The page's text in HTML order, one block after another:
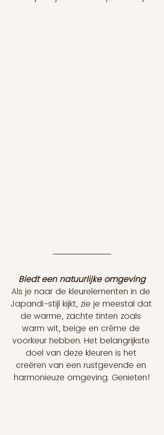
Biedt een natuurlijke omgeving
Als je naar de kleurelementen in de
Japandi-stijl kijkt, zie je meestal dat
de warme, zachte tinten zoals
warm wit, beige en crème de
voorkeur hebben. Het belangrijkste
doel van deze kleuren is het
creëren van een rustgevende en
harmonieuze omgeving. Genieten!